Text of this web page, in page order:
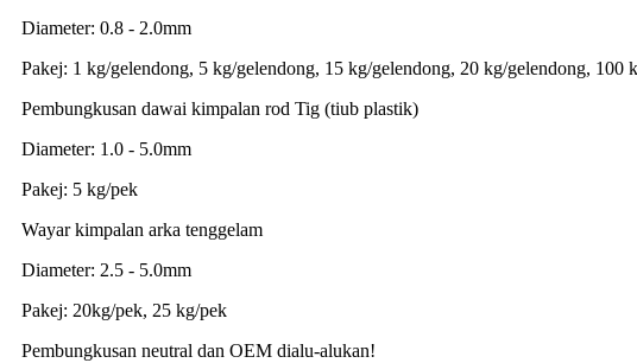
Diameter: 0.8 - 2.0mm
Pakej: 1 kg/gelendong, 5 kg/gelendong, 15 kg/gelendong, 20 kg/gelendong, 100
Pembungkusan dawai kimpalan rod Tig (tiub plastik)
Diameter: 1.0 - 5.0mm
Pakej: 5 kg/pek
Wayar kimpalan arka tenggelam
Diameter: 2.5 - 5.0mm
Pakej: 20kg/pek, 25 kg/pek
Pembungkusan neutral dan OEM dialu-alukan!